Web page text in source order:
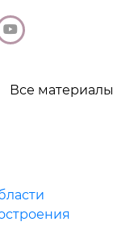
Все материалы